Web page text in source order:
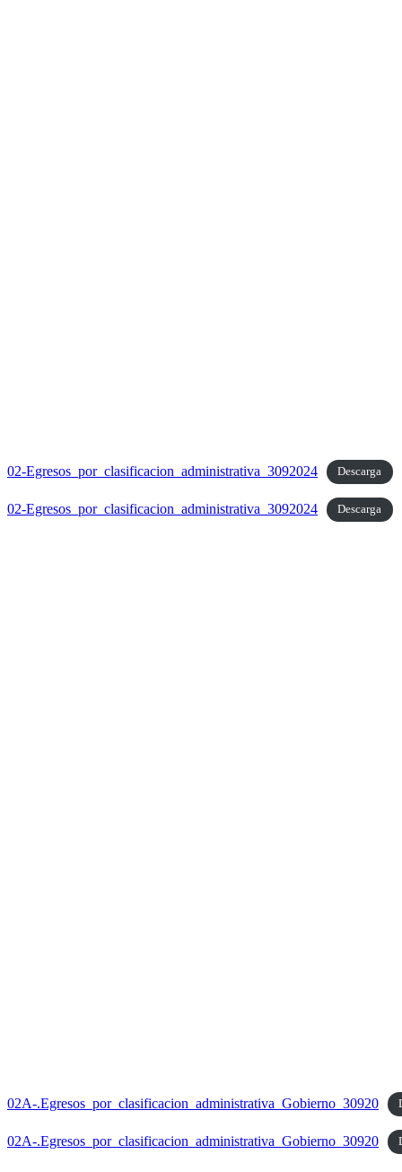
02-Egresos_por_clasificacion_administrativa_3092024 Descarga
02-Egresos_por_clasificacion_administrativa_3092024 Descarga
02A-.Egresos_por_clasificacion_administrativa_Gobierno_30920
02A-.Egresos_por_clasificacion_administrativa_Gobierno_30920